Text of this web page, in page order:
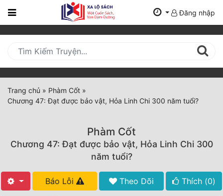
Trang
Mới
Cập
Nhật
(current)
Truyện Mới Ra
Đăng nhập
Trang chủ » Phàm Cốt »
Chương 47: Đạt được bảo vật, Hỏa Linh Chi 300 năm tuổi?
Phàm Cốt
Chương 47: Đạt được bảo vật, Hỏa Linh Chi 300
năm tuổi?
Báo Lỗi Theo Dõi Thích (0)